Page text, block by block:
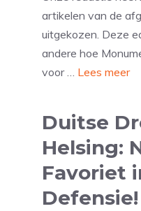
artikelen van de
uitgekozen. Deze
andere hoe
voor … Lees meer
Duitse
Helsing:
Favoriet
Defensie!